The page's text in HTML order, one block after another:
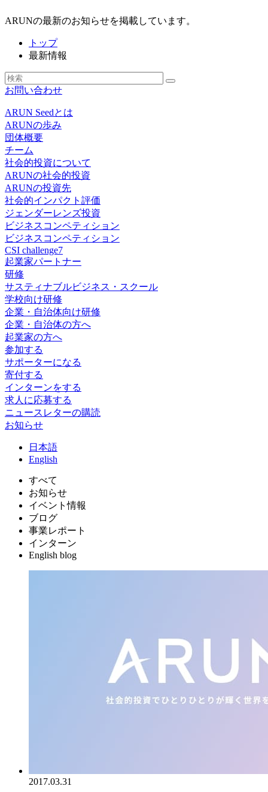
ARUNの最新のお知らせを掲載しています。
トップ
最新情報
お問い合わせ
ARUN Seedとは
ARUNの歩み
団体概要
チーム
社会的投資について
ARUNの社会的投資
ARUNの投資先
社会的インパクト評価
ジェンダーレンズ投資
ビジネスコンペティション
ビジネスコンペティション
CSI challenge7
起業家パートナー
研修
サスティナブルビジネス・スクール
学校向け研修
企業・自治体向け研修
企業・自治体の方へ
起業家の方へ
参加する
サポーターになる
寄付する
インターンをする
求人に応募する
ニュースレターの購読
お知らせ
日 本語
English
すべて
お知らせ
イベント情報
ブログ
事業レポート
インターン
English blog
2017.03.31